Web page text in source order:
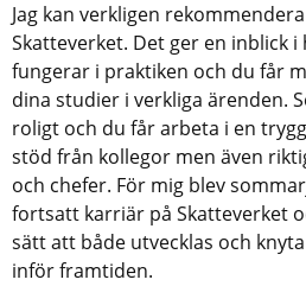
Jag kan verkligen
Skatteverket. Det ger en inblick
fungerar i praktiken och du får
dina studier i verkliga ärenden.
roligt och du får arbeta i en
stöd från kollegor men även
och chefer. För mig blev
fortsatt karriär på Skatteverket
sätt att både utvecklas och
inför framtiden.